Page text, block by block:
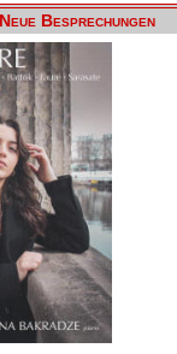
Neue Besprechungen